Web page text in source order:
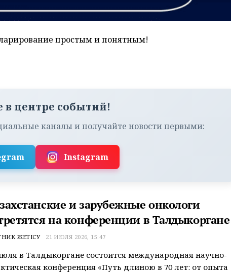
простым и понятным!
в центре событий!
каналы и получайте новости первыми:
Instagram
и зарубежные онкологи
на конференции в Талдыкоргане
ЖЕТІСУ 21 ИЮЛЯ 2026, 15:47
в Талдыкоргане состоится международная научно-
конференция «Путь длиною в 70 лет: от опыта